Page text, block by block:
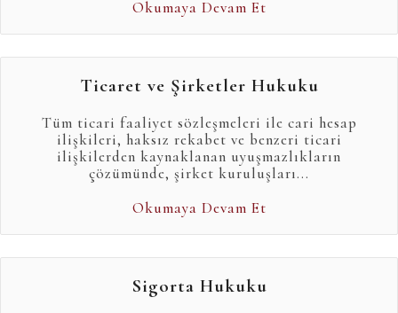
Okumaya Devam Et
Ticaret ve Şirketler Hukuku
Tüm ticari faaliyet sözleşmeleri ile cari hesap
ilişkileri, haksız rekabet ve benzeri ticari
ilişkilerden kaynaklanan uyuşmazlıkların
çözümünde, şirket kuruluşları...
Okumaya Devam Et
Sigorta Hukuku